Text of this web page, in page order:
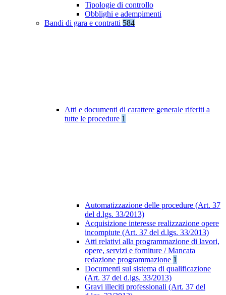
Tipologie di controllo
Obblighi e adempimenti
Bandi di gara e contratti 584
Atti e documenti di carattere generale riferiti a
tutte le procedure 1
Automatizzazione delle procedure (Art. 37
del d.lgs. 33/2013)
Acquisizione interesse realizzazione opere
incompiute (Art. 37 del d.lgs. 33/2013)
Atti relativi alla programmazione di lavori,
opere, servizi e forniture / Mancata
redazione programmazione 1
Documenti sul sistema di qualificazione
(Art. 37 del d.lgs. 33/2013)
Gravi illeciti professionali (Art. 37 del